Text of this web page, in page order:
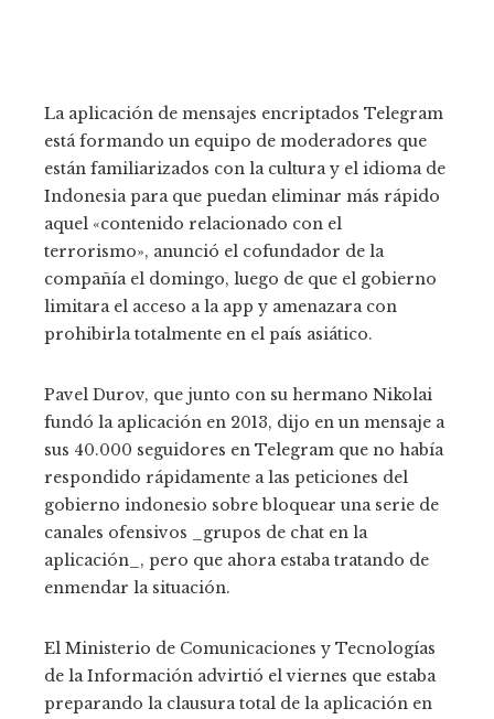
La aplicación de mensajes encriptados Telegram
está formando un equipo de moderadores que
están familiarizados con la cultura y el idioma de
Indonesia para que puedan eliminar más rápido
aquel «contenido relacionado con el
terrorismo», anunció el cofundador de la
compañía el domingo, luego de que el gobierno
limitara el acceso a la app y amenazara con
prohibirla totalmente en el país asiático.
Pavel Durov, que junto con su hermano Nikolai
fundó la aplicación en 2013, dijo en un mensaje a
sus 40.000 seguidores en Telegram que no había
respondido rápidamente a las peticiones del
gobierno indonesio sobre bloquear una serie de
canales ofensivos _grupos de chat en la
aplicación_, pero que ahora estaba tratando de
enmendar la situación.
El Ministerio de Comunicaciones y Tecnologías
de la Información advirtió el viernes que estaba
preparando la clausura total de la aplicación en